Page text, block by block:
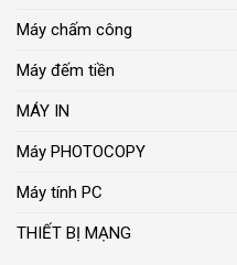
Máy chấm công
Máy đếm tiền
MÁY IN
Máy PHOTOCOPY
Máy tính PC
THIẾT BỊ MẠNG